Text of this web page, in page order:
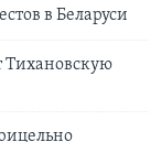
в Беларуси
Тихановскую